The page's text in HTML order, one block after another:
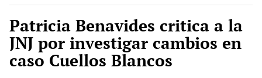
Patricia Benavides critica a la
JNJ por investigar cambios en
caso Cuellos Blancos